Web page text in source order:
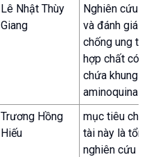
Lê Nhật Thùy
Giang
Nghiên cứu
và đánh giá
chống ung
hợp chất có
chứa khung
Trương Hồng
Hiếu
mục tiêu
tài này là
nghiên cứu